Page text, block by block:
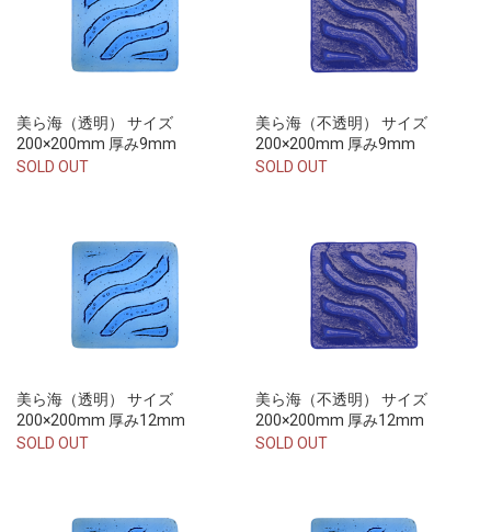
美ら海（透明） サイズ
200×200mm 厚み9mm
SOLD OUT
美ら海（不透明） サイズ
200×200mm 厚み9mm
SOLD OUT
美ら海（透明） サイズ
200×200mm 厚み12mm
SOLD OUT
美ら海（不透明） サイズ
200×200mm 厚み12mm
SOLD OUT